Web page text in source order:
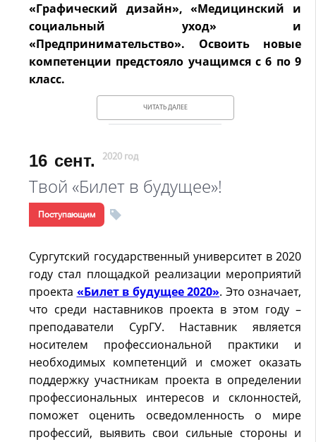
«Графический дизайн», «Медицинский и
социальный уход» и
«Предпринимательство». Освоить новые
компетенции предстояло учащимся с 6 по 9
класс.
ЧИТАТЬ ДАЛЕЕ
16 сент. 2020 год
Твой «Билет в будущее»!
Поступающим
Сургутский государственный университет в 2020
году стал площадкой реализации мероприятий
проекта «Билет в будущее 2020». Это означает,
что среди наставников проекта в этом году –
преподаватели СурГУ. Наставник является
носителем профессиональной практики и
необходимых компетенций и сможет оказать
поддержку участникам проекта в определении
профессиональных интересов и склонностей,
поможет оценить осведомленность о мире
профессий, выявить свои сильные стороны и